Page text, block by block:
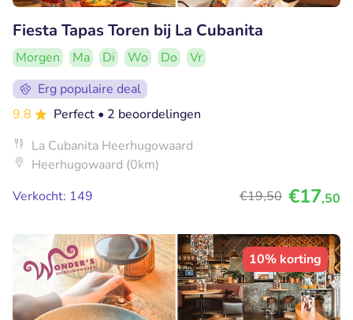
Fiesta Tapas Toren bij La Cubanita
Morgen Ma Di Wo Do
Vr
Erg populaire deal
9.8
Perfect • 2 beoordelingen
La Cubanita Heerhugowaard
Heerhugowaard (0km)
Verkocht: 149
€19,50 €17,50
10% korting